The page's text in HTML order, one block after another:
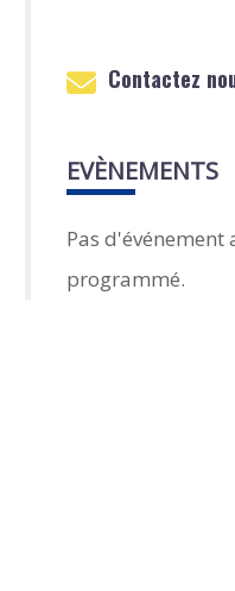
Contactez
EVÈNEMENTS
Pas
programmé.